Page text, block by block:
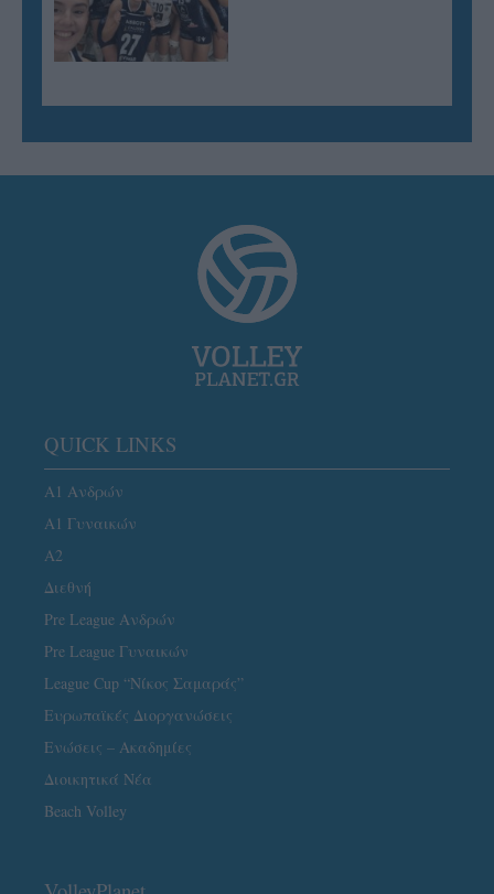
QUICK LINKS
Α1 Ανδρών
Α1 Γυναικών
A2
Διεθνή
Pre League Ανδρών
Pre League Γυναικών
League Cup “Νίκος Σαμαράς”
Ευρωπαϊκές Διοργανώσεις
Ενώσεις – Ακαδημίες
Διοικητικά Νέα
Beach Volley